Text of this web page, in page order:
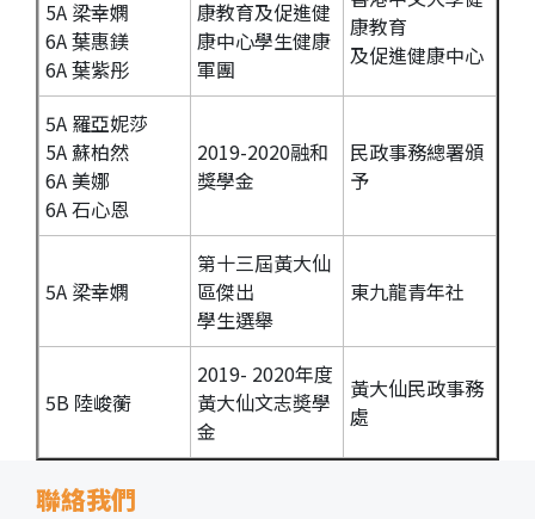
5A 梁幸嫻
6A 葉惠鎂
6A 葉紫彤
康教育及促進健
康中心學生健康
軍團
康教育
及促進健康中心
5A 羅亞妮莎
5A 蘇柏然
6A 美娜
6A 石心恩
2019-2020融和
獎學金
民政事務總署頒
予
5A 梁幸嫻
第十三屆黃大仙
區傑出
學生選舉
東九龍青年社
5B 陸峻蘅
2019- 2020年度
黃大仙文志奬學
金
黃大仙民政事務
處
聯絡我們